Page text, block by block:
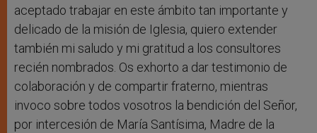
aceptado trabajar en este ámbito tan importante y
delicado de la misión de Iglesia, quiero extender
también mi saludo y mi gratitud a los consultores
recién nombrados. Os exhorto a dar testimonio de
colaboración y de compartir fraterno, mientras
invoco sobre todos vosotros la bendición del Señor,
por intercesión de María Santísima, Madre de la